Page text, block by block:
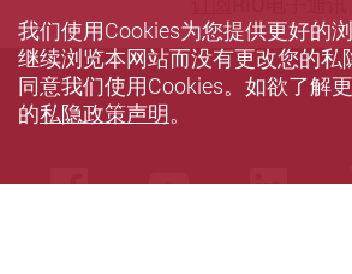
FacebookYoutube
我们使用Cookies为您提供更好的
继续浏览本网站而没有更改您的私
同意我们使用Cookies。如欲了解
的私隐政策声明。